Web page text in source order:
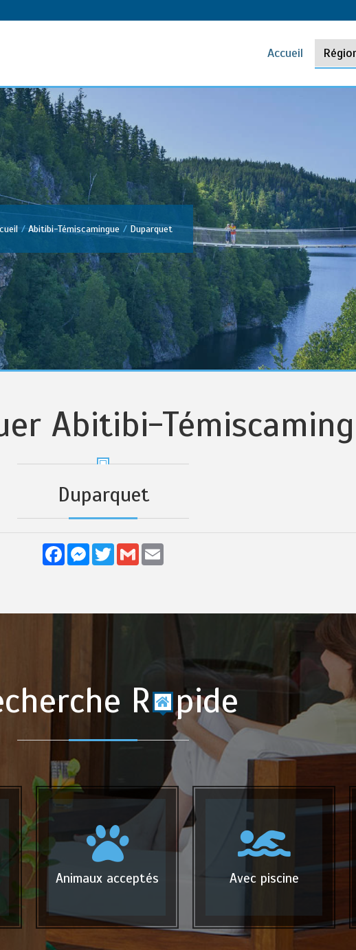
Accueil
Abitibi-Témiscamingue Duparquet
Abitibi-
Duparquet
FacebookMessenger
TwitterGmail
R pide
Animaux acceptés Avec piscine